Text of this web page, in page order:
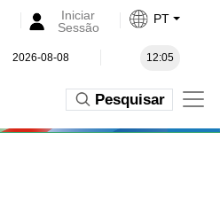
Iniciar
Sessão
PT
2026-08-08 12:05
Pesquisar